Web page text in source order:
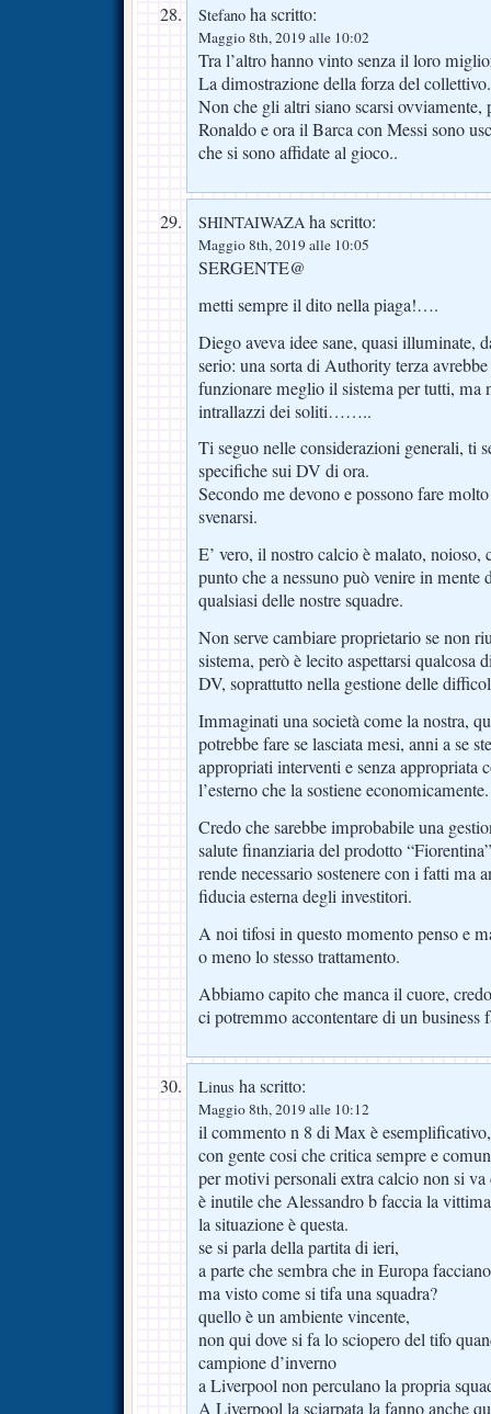
Stefano ha scritto:
Maggio 8th, 2019 alle 10:02
Tra l’altro hanno vinto senza il loro
La dimostrazione della forza del
Non che gli altri siano scarsi ovviamente,
Ronaldo e ora il Barca con Messi sono
che si sono affidate al gioco..
SHINTAIWAZA ha scritto:
Maggio 8th, 2019 alle 10:05
SERGENTE@
metti sempre il dito nella piaga!….
Diego aveva idee sane, quasi illuminate,
serio: una sorta di Authority terza
funzionare meglio il sistema per tutti, ma
intrallazzi dei soliti……..
Ti seguo nelle considerazioni generali, ti
specifiche sui DV di ora.
Secondo me devono e possono fare
svenarsi.
E’ vero, il nostro calcio è malato, noioso,
punto che a nessuno può venire in mente
qualsiasi delle nostre squadre.
Non serve cambiare proprietario se non
sistema, però è lecito aspettarsi qualcosa
DV, soprattutto nella gestione delle
Immaginati una società come la nostra,
potrebbe fare se lasciata mesi, anni a se
appropriati interventi e senza appropriata
l’esterno che la sostiene economicamente.
Credo che sarebbe improbabile una
salute finanziaria del prodotto
rende necessario sostenere con i fatti ma
fiducia esterna degli investitori.
A noi tifosi in questo momento penso e
o meno lo stesso trattamento.
Abbiamo capito che manca il cuore,
ci potremmo accontentare di un
Linus ha scritto:
Maggio 8th, 2019 alle 10:12
il commento n 8 di Max è esemplificativo,
con gente cosi che critica sempre e
per motivi personali extra calcio non si va
è inutile che Alessandro b faccia la
la situazione è questa.
se si parla della partita di ieri,
a parte che sembra che in Europa
ma visto come si tifa una squadra?
quello è un ambiente vincente,
non qui dove si fa lo sciopero del tifo
campione d’inverno
a Liverpool non perculano la propria
A Liverpool la sciarpata la fanno anche